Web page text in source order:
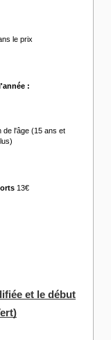
le prix
:
de l'âge (15 ans et
13€
et le début